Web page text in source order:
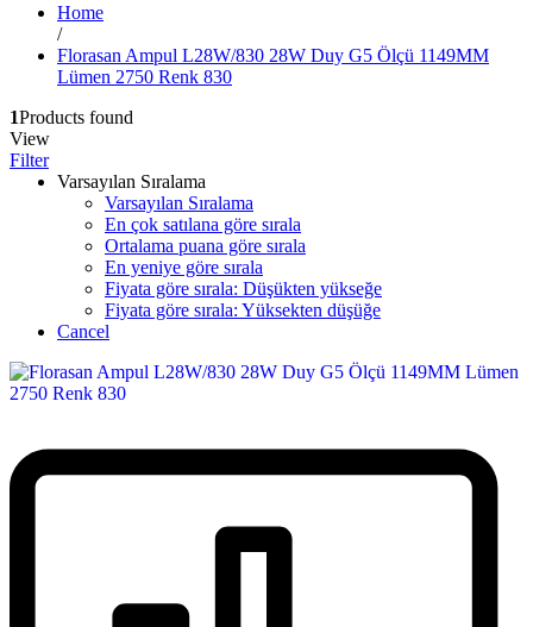
Home
/
Florasan Ampul L28W/830 28W Duy G5 Ölçü 1149MM
Lümen 2750 Renk 830
1Products found
View
Filter
Varsayılan Sıralama
Varsayılan Sıralama
En çok satılana göre sırala
Ortalama puana göre sırala
En yeniye göre sırala
Fiyata göre sırala: Düşükten yükseğe
Fiyata göre sırala: Yüksekten düşüğe
Cancel